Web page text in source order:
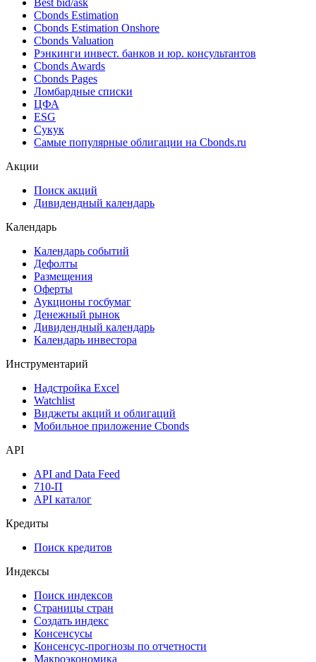
Best bid/ask
Cbonds Estimation
Cbonds Estimation Onshore
Cbonds Valuation
Рэнкинги инвест. банков и юр. консультантов
Cbonds Awards
Cbonds Pages
Ломбардные списки
ЦФА
ESG
Сукук
Самые популярные облигации на Cbonds.ru
Акции
Поиск акций
Дивидендный календарь
Календарь
Календарь событий
Дефолты
Размещения
Оферты
Аукционы госбумаг
Денежный рынок
Дивидендный календарь
Календарь инвестора
Инструментарий
Надстройка Excel
Watchlist
Виджеты акций и облигаций
Мобильное приложение Cbonds
API
API and Data Feed
710-П
API каталог
Кредиты
Поиск кредитов
Индексы
Поиск индексов
Страницы стран
Создать индекс
Консенсусы
Консенсус-прогнозы по отчетности
Макроэкономика